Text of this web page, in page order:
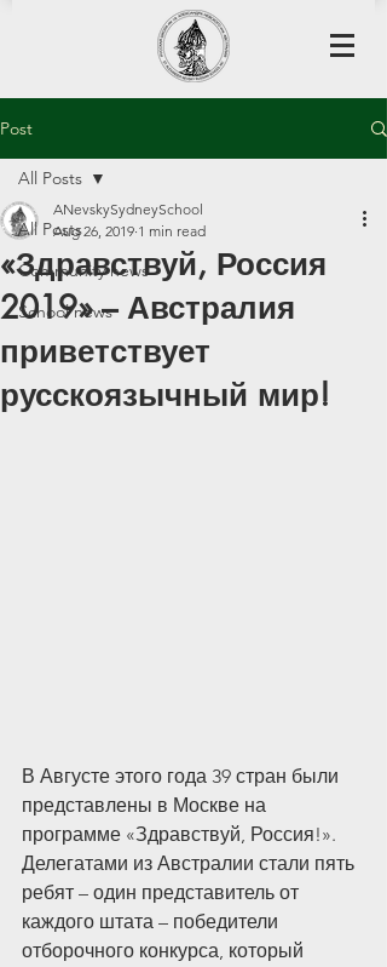
Post
All Posts
Community news
School news
All Posts
«Здравствуй, Россия
2019» – Австралия
приветствует
русскоязычный мир!
ANevskySydneySchool
Aug 26, 2019 1 min read
В Августе этого года 39 стран были
представлены в Москве на
программе «Здравствуй, Россия!».
Делегатами из Австралии стали пять
ребят – один представитель от
каждого штата – победители
отборочного конкурса, который